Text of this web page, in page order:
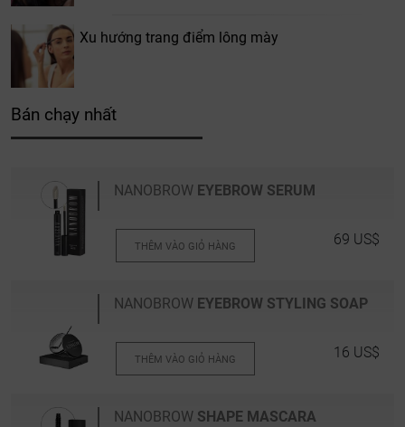
Xu hướng trang điểm lông mày
Bán chạy nhất
NANOBROW EYEBROW SERUM
THÊM VÀO GIỎ HÀNG 69 US$
NANOBROW EYEBROW STYLING SOAP
THÊM VÀO GIỎ HÀNG 16 US$
NANOBROW SHAPE MASCARA